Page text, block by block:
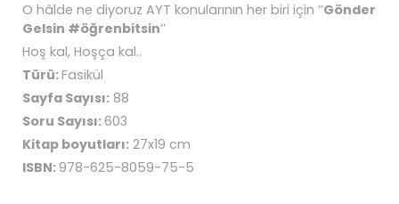
O hâlde ne diyoruz AYT konularının her biri için ‘’Gönder
Gelsin #öğrenbitsin’’
Hoş kal, Hoşça kal..
Türü:Fasikül
Sayfa Sayısı: 88
Soru Sayısı:603
Kitap boyutları: 27x19 cm
ISBN:978-625-8059-75-5